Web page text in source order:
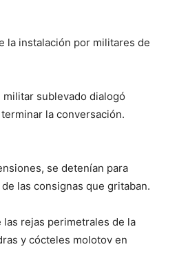
la instalación por militares de
sublevado dialogó
la conversación.
se detenían para
de las consignas que gritaban.
rejas perimetrales de la
y cócteles molotov en